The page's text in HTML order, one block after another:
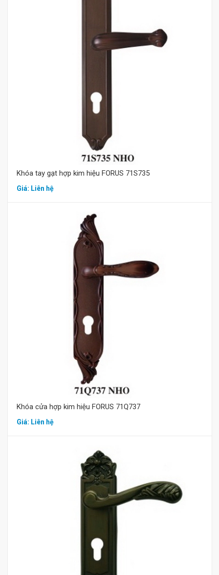
Khóa tay gạt hợp kim hiệu FORUS 71S735
Giá: Liên hệ
Mua hàng
Khóa cửa hợp kim hiệu FORUS 71Q737
Giá: Liên hệ
Mua hàng